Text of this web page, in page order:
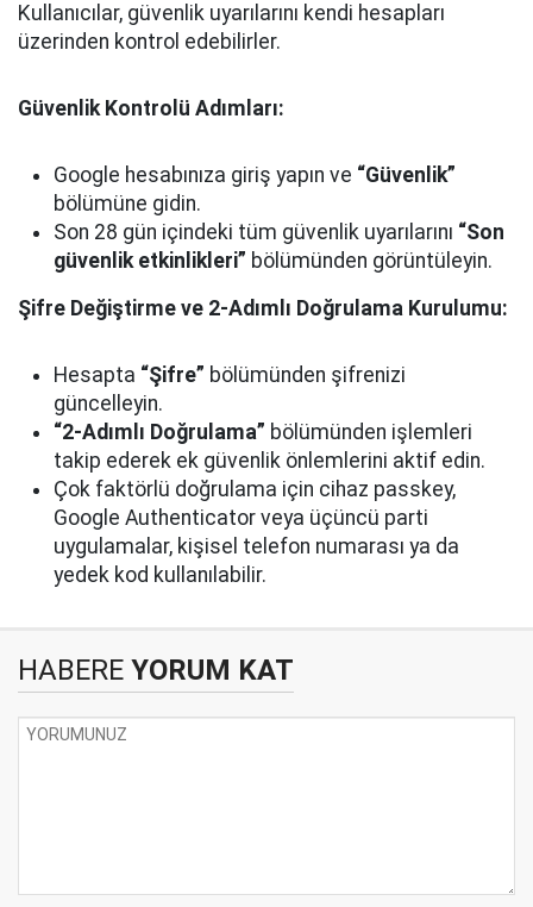
Kullanıcılar, güvenlik uyarılarını kendi hesapları
üzerinden kontrol edebilirler.
Güvenlik Kontrolü Adımları:
Google hesabınıza giriş yapın ve “Güvenlik”
bölümüne gidin.
Son 28 gün içindeki tüm güvenlik uyarılarını “Son
güvenlik etkinlikleri” bölümünden görüntüleyin.
Şifre Değiştirme ve 2-Adımlı Doğrulama Kurulumu:
Hesapta “Şifre” bölümünden şifrenizi
güncelleyin.
“2-Adımlı Doğrulama” bölümünden işlemleri
takip ederek ek güvenlik önlemlerini aktif edin.
Çok faktörlü doğrulama için cihaz passkey,
Google Authenticator veya üçüncü parti
uygulamalar, kişisel telefon numarası ya da
yedek kod kullanılabilir.
HABERE YORUM KAT